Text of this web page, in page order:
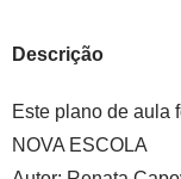
Descrição
Este plano de aula
NOVA ESCOLA